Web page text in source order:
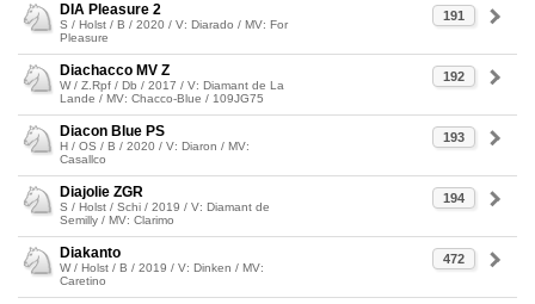
191
DIA Pleasure 2
S / Holst / B / 2020 / V: Diarado / MV: For
Pleasure
192
Diachacco MV Z
W / Z.Rpf / Db / 2017 / V: Diamant de La
Lande / MV: Chacco-Blue / 109JG75
193
Diacon Blue PS
H / OS / B / 2020 / V: Diaron / MV:
Casallco
194
Diajolie ZGR
S / Holst / Schi / 2019 / V: Diamant de
Semilly / MV: Clarimo
472
Diakanto
W / Holst / B / 2019 / V: Dinken / MV:
Caretino